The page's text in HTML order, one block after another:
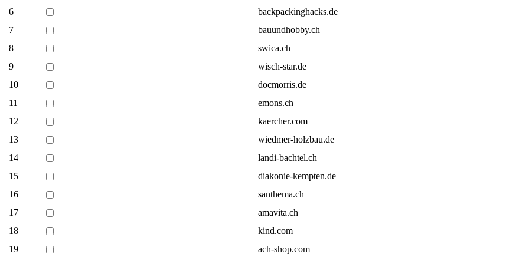
6
backpackinghacks.de
7
bauundhobby.ch
8
swica.ch
9
wisch-star.de
10
docmorris.de
11
emons.ch
12
kaercher.com
13
wiedmer-holzbau.de
14
landi-bachtel.ch
15
diakonie-kempten.de
16
santhema.ch
17
amavita.ch
18
kind.com
19
ach-shop.com